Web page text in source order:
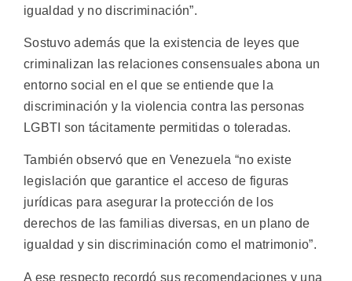
igualdad y no discriminación”.
Sostuvo además que la existencia de leyes que
criminalizan las relaciones consensuales abona un
entorno social en el que se entiende que la
discriminación y la violencia contra las personas
LGBTI son tácitamente permitidas o toleradas.
También observó que en Venezuela “no existe
legislación que garantice el acceso de figuras
jurídicas para asegurar la protección de los
derechos de las familias diversas, en un plano de
igualdad y sin discriminación como el matrimonio”.
A ese respecto recordó sus recomendaciones y una